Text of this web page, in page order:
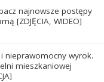
najnowsze postępy
[ZDJĘCIA, WIDEO]
nieprawomocny wyrok.
mieszkaniowej